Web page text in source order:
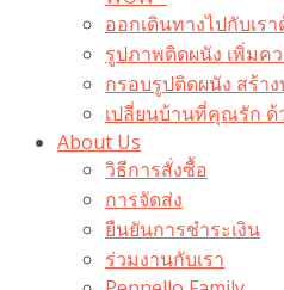
ออกเดินทางไปกับเร
รูปภาพติดผนัง เพิ่ม
กรอบรูปติดผนัง สร้า
เปลี่ยนบ้านที่คุณรัก
About Us
วิธีการสั่งซื้อ
การจัดส่ง
ยืนยันการชำระเงิน
ร่วมงานกับเรา